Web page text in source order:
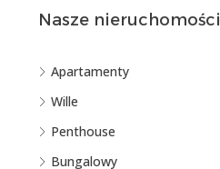
Nasze nieruchomości
Apartamenty
Wille
Penthouse
Bungalowy